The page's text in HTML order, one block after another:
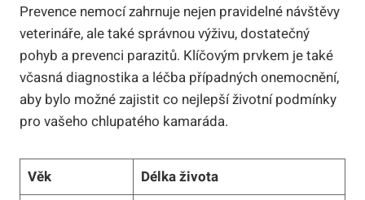
Prevence nemocí zahrnuje nejen pravidelné návštěvy
veterináře, ale také správnou výživu, dostatečný
pohyb a prevenci parazitů. Klíčovým prvkem je také
včasná diagnostika a léčba případných onemocnění,
aby bylo možné zajistit co nejlepší životní podmínky
pro vašeho chlupatého kamaráda.
Věk
Délka života